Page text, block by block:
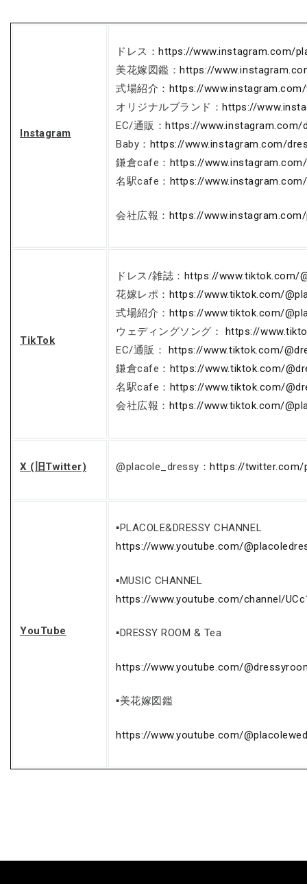
Instagram
ドレス：https://www.instagram.com/
美花嫁図鑑：https://
式場紹介： https://
オリジナルブランド：https://
EC/通販：https://www.instagram.com/
Baby： https://www.instagram.com/
鎌倉cafe： https://
名駅cafe： https://
会社広報： https://
TikTok
ドレス/雑誌： https://www.tiktok.com/
花嫁レポ： https://www.tiktok.com/
式場紹介： https://www.tiktok.com/
ウェディングソング： https://
EC/通販： https://www.tiktok.com/
鎌倉cafe： https://www.tiktok.com/
名駅cafe： https://www.tiktok.com/
会社広報： https://www.tiktok.com/
X (旧Twitter) @placole_dressy：https://twitter.com/
YouTube
▪PLACOLE&DRESSY CHANNEL
https://www.youtube.com/
▪MUSIC CHANNEL
https://www.youtube.com/channel/
▪DRESSY ROOM & Tea
https://www.youtube.com/
▪美花嫁図鑑
https://www.youtube.com/